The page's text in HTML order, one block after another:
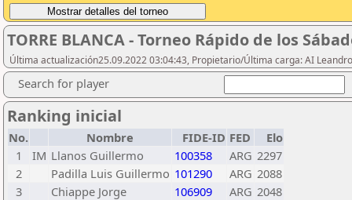
TORRE BLANCA - Torneo Rápido de los
Última actualización25.09.2022 03:04:43, Propietario/Última carga: AI
Search for player
Ranking inicial
No. Nombre FIDE-ID FED
Elo
1
IM Llanos Guillermo 100358 ARG 2297
2
Padilla Luis Guillermo 101290 ARG 2088
3
Chiappe Jorge 106909 ARG 2048